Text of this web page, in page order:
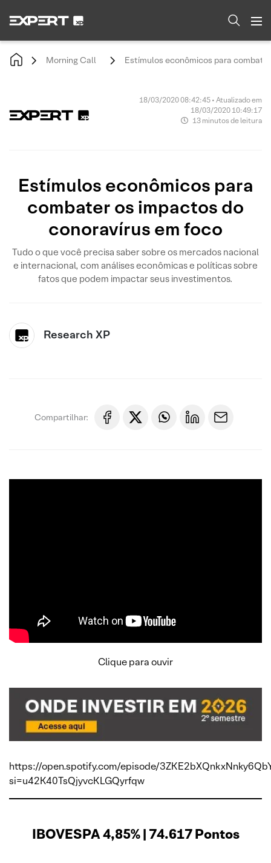
Morning Call Estímulos econômicos para
18/03/2020 08:42:45 • Atualizado em
18/03/2020 10:49:17
13 minutos de leitura
Estímulos econômicos para
combater os impactos do
conoravírus em foco
Tudo o que você precisa saber sobre os mercados nacional
e internacional, com análises econômicas e políticas sobre
fatos que podem impactar seus investimentos.
Research XP
Compartilhar:
Clique para ouvir
https://open.spotify.com/episode/
si=u42K40TsQjyvcKLGQyrfqw
IBOVESPA 4,85% | 74.617 Pontos